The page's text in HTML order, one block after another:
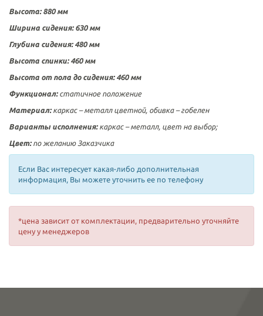
Высота:880 мм
Ширина сидения: 630 мм
Глубина сидения: 480 мм
Высота спинки:460 мм
Высота от пола до сидения:460 мм
Функционал: статичное положение
Материал: каркас – металл цветной, обивка – гобелен
Варианты исполнения: каркас – металл, цвет на выбор;
Цвет:по желанию Заказчика
Если Вас интересует какая-либо дополнительная
информация, Вы можете уточнить ее по телефону
*цена зависит от комплектации, предварительно уточняйте
цену у менеджеров